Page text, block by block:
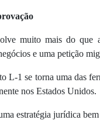
muito mais do
e uma petição
L-1 se torna uma das
nos Estados Unidos.
estratégia jurídica